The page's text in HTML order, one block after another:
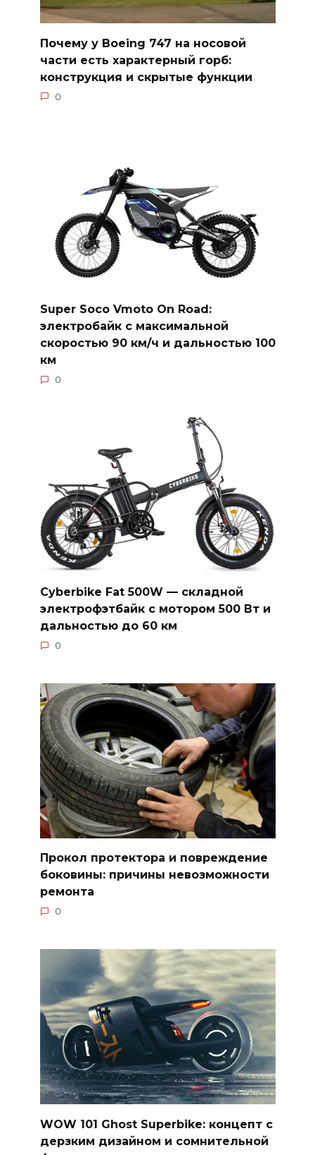
Почему у Boeing 747 на носовой
части есть характерный горб:
конструкция и скрытые функции
0
Super Soco Vmoto On Road:
электробайк с максимальной
скоростью 90 км/ч и дальностью 100
км
0
Cyberbike Fat 500W — складной
электрофэтбайк с мотором 500 Вт и
дальностью до 60 км
0
Прокол протектора и повреждение
боковины: причины невозможности
ремонта
0
WOW 101 Ghost Superbike: концепт с
дерзким дизайном и сомнительной